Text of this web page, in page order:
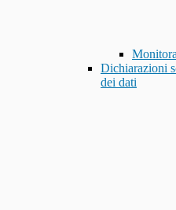
Dichiarazioni
dei dati